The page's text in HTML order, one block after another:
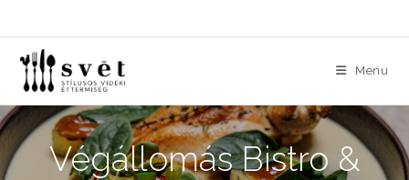
content
Menu
Végállomás Bistro &